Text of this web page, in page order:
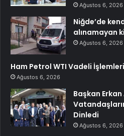
Ağustos 6, 2026
Niğde’de
alınamayan
Ağustos 6, 2026
Ham Petrol WTI Vadeli
Ağustos 6, 2026
Başkan Erkan
Dinledi
Ağustos 6, 2026